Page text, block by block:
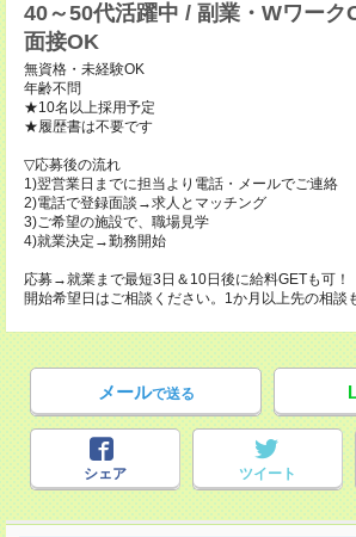
40～50代活躍中 / 副業・Wワーク
面接OK
無資格・未経験OK
年齢不問
★10名以上採用予定
★履歴書は不要です
▽応募後の流れ
1)翌営業日までに担当より電話・メールでご連絡
2)電話で登録面談→求人とマッチング
3)ご希望の施設で、職場見学
4)就業決定→勤務開始
応募→就業まで最短3日＆10日後に給料GETも可！
開始希望日はご相談ください。1か月以上先の相談
メールで送る
シェア ツイート